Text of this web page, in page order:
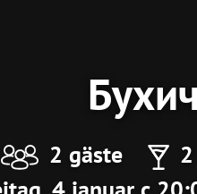
Бухич
2 gäste